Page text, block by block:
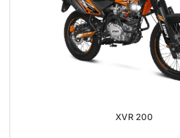
XVR 200